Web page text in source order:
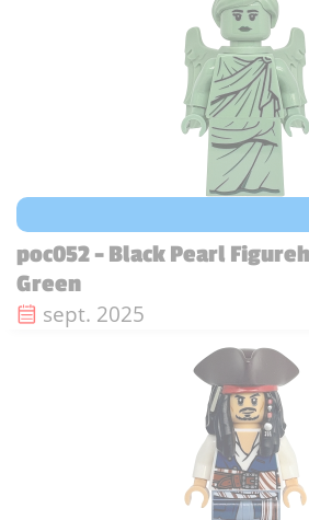
poc052 - Black Pearl
Green
Date de sortie :
sept. 2025